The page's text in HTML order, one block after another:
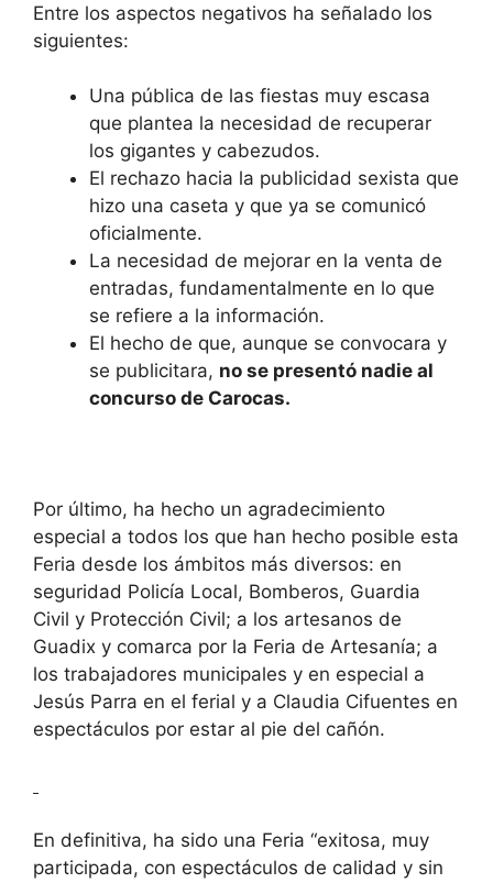
Entre los aspectos negativos ha señalado los
siguientes:
Una pública de las fiestas muy escasa
que plantea la necesidad de recuperar
los gigantes y cabezudos.
El rechazo hacia la publicidad sexista que
hizo una caseta y que ya se comunicó
oficialmente.
La necesidad de mejorar en la venta de
entradas, fundamentalmente en lo que
se refiere a la información.
El hecho de que, aunque se convocara y
se publicitara, no se presentó nadie al
concurso de Carocas.
Por último, ha hecho un agradecimiento
especial a todos los que han hecho posible esta
Feria desde los ámbitos más diversos: en
seguridad Policía Local, Bomberos, Guardia
Civil y Protección Civil; a los artesanos de
Guadix y comarca por la Feria de Artesanía; a
los trabajadores municipales y en especial a
Jesús Parra en el ferial y a Claudia Cifuentes en
espectáculos por estar al pie del cañón.
En definitiva, ha sido una Feria “exitosa, muy
participada, con espectáculos de calidad y sin